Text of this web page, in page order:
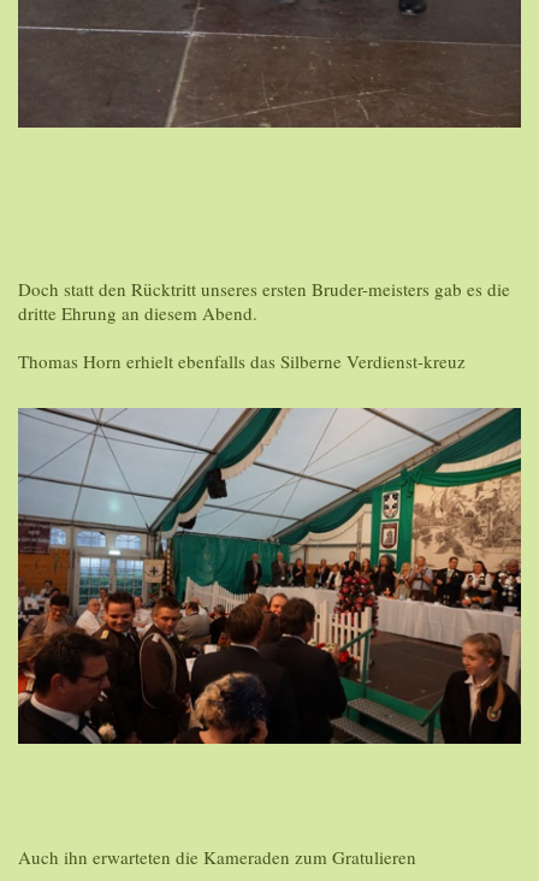
Doch statt den Rücktritt unseres ersten Bruder-meisters gab es die
dritte Ehrung an diesem Abend.
Thomas Horn erhielt ebenfalls das Silberne Verdienst-kreuz
Auch ihn erwarteten die Kameraden zum Gratulieren